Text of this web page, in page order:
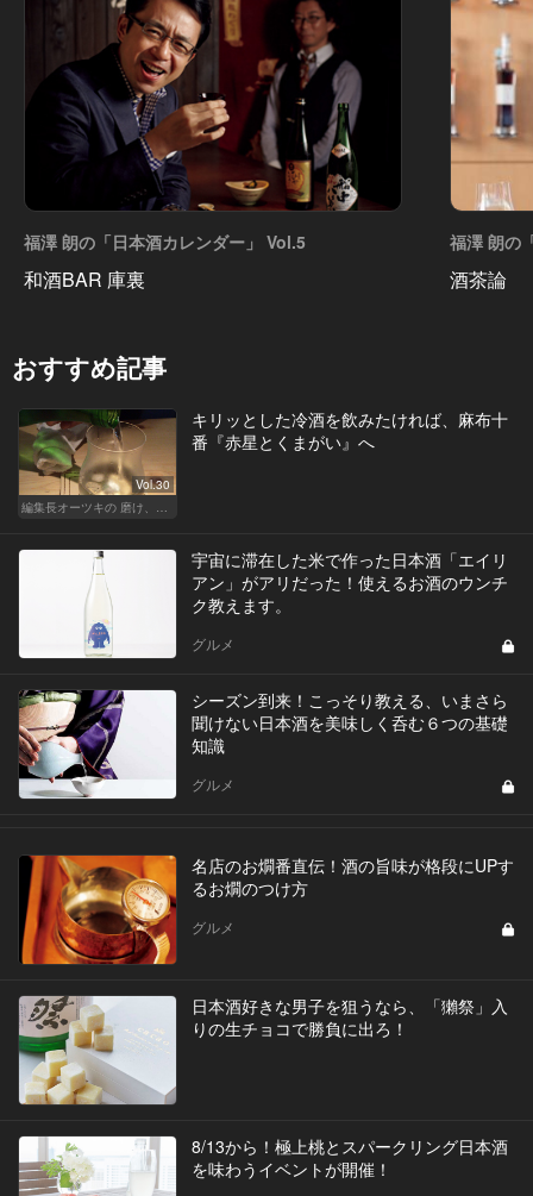
福澤 朗の「日本酒カレンダー」 Vol.5
和酒BAR 庫裏
福澤 朗の
酒茶論
おすすめ記事
Vol.30
編集長オーツキの 磨け、バカ舌！ 学べ、オトナの遊び
キリッとした冷酒を飲みたければ、麻布十
番『赤星とくまがい』へ
宇宙に滞在した米で作った日本酒「エイリ
アン」がアリだった！使えるお酒のウンチ
ク教えます。
グルメ
シーズン到来！こっそり教える、いまさら
聞けない日本酒を美味しく呑む６つの基礎
知識
グルメ
名店のお燗番直伝！酒の旨味が格段にUPす
るお燗のつけ方
グルメ
日本酒好きな男子を狙うなら、「獺祭」入
りの生チョコで勝負に出ろ！
8/13から！極上桃とスパークリング日本酒
を味わうイベントが開催！